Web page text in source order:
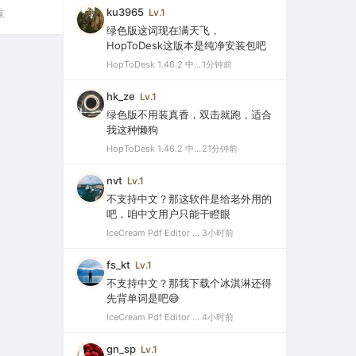
ku3965 Lv.1
绿色版这词现在满天飞，
HopToDesk这版本是纯净安装包吧
HopToDesk 1.46.2 中文绿色版（免费远程协助工具）1分钟前
hk_ze Lv.1
绿色版不用装真香，双击就跑，适合
我这种懒狗
HopToDesk 1.46.2 中文绿色版（免费远程协助工具） 21分钟前
nvt Lv.1
不支持中文？那这软件是给老外用的
吧，咱中文用户只能干瞪眼
IceCream Pdf Editor Pro 3.32 破解便携版（冰淇淋PDF编辑器） 3小时前
fs_kt Lv.1
不支持中文？那我下载个冰淇淋还得
先背单词是吧😅
IceCream Pdf Editor Pro 3.32 破解便携版（冰淇淋PDF编辑器） 4小时前
gn_sp Lv.1